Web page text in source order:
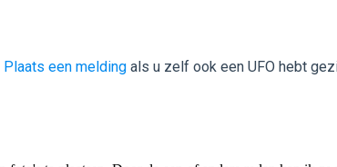
Plaats een melding als u zelf ook een UFO hebt